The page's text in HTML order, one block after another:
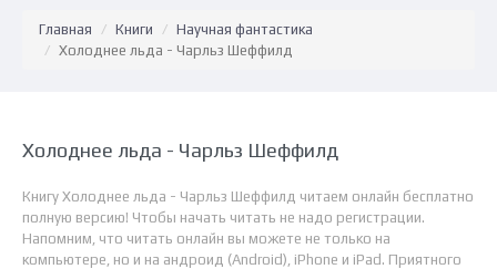
Главная Книги
Научная фантастика
Холоднее льда - Чарльз Шеффилд
Холоднее льда - Чарльз Шеффилд
Книгу Холоднее льда - Чарльз Шеффилд читаем онлайн бесплатно
полную версию! Чтобы начать читать не надо регистрации.
Напомним, что читать онлайн вы можете не только на
компьютере, но и на андроид (Android), iPhone и iPad. Приятного